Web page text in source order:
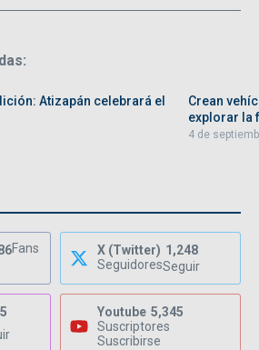
Atizapán celebrará el
Crean
explorar la
4 de
Fans
X (Twitter) 1,248
SeguidoresSeguir
Youtube 5,345
Suscriptores
Suscribirse